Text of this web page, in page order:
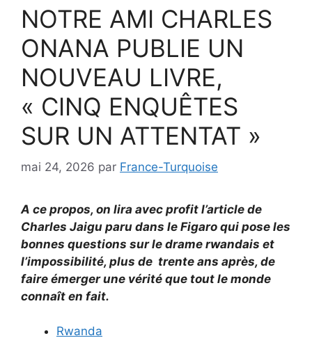
NOTRE AMI CHARLES
ONANA PUBLIE UN
NOUVEAU LIVRE,
« CINQ ENQUÊTES
SUR UN ATTENTAT »
mai 24, 2026 par France-Turquoise
A ce propos, on lira avec profit l’article de
Charles Jaigu paru dans le Figaro qui pose les
bonnes questions sur le drame rwandais et
l’impossibilité, plus de trente ans après, de
faire émerger une vérité que tout le monde
connaît en fait.
Rwanda